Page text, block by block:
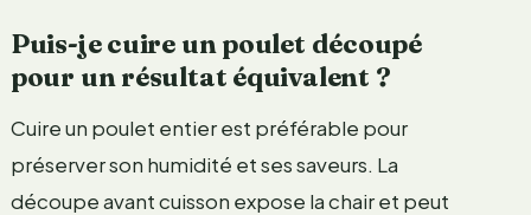
Puis-je cuire un poulet découpé
pour un résultat équivalent ?
Cuire un poulet entier est préférable pour
préserver son humidité et ses saveurs. La
découpe avant cuisson expose la chair et peut